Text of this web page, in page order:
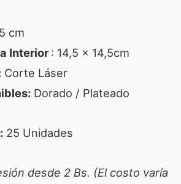
cm
Interior: 14,5 x 14,5cm
Corte Láser
Dorado / Plateado
25 Unidades
desde 2 Bs. (El costo varía